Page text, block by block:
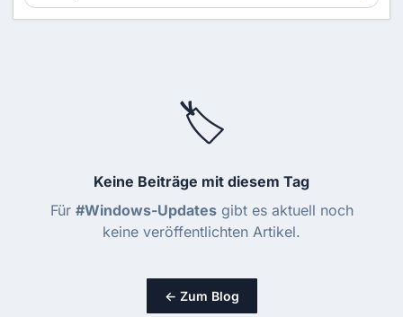
🏷️
Keine Beiträge mit diesem Tag
Für #Windows-Updatesgibt es aktuell noch
keine veröffentlichten Artikel.
← Zum Blog